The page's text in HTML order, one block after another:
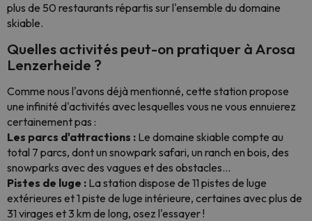
plus de 50 restaurants répartis sur l'ensemble du domaine
skiable.
Quelles activités peut-on pratiquer à Arosa
Lenzerheide ?
Comme nous l'avons déjà mentionné, cette station propose
une infinité d'activités avec lesquelles vous ne vous ennuierez
certainement pas :
Les parcs d'attractions : Le domaine skiable compte au
total 7 parcs, dont un snowpark safari, un ranch en bois, des
snowparks avec des vagues et des obstacles...
Pistes de luge : La station dispose de 11 pistes de luge
extérieures et 1 piste de luge intérieure, certaines avec plus de
31 virages et 3 km de long, osez l'essayer !